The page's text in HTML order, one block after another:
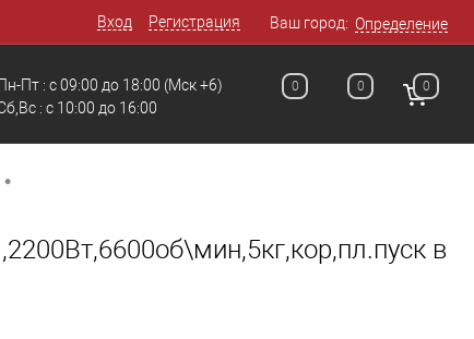
Вход Регистрация Ваш город: Определение
Пт : с 09:00 до 18:00
: c 10:00 до 16:00
(Мск +6) 0 0 0
•
в